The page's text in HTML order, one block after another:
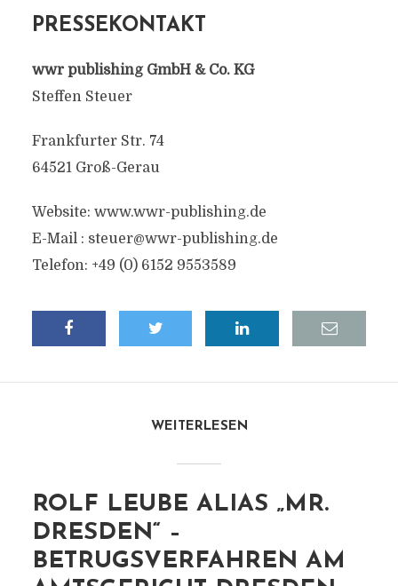
PRESSEKONTAKT
wwr publishing GmbH & Co. KG
Steffen Steuer
Frankfurter Str. 74
64521 Groß-Gerau
Website: www.wwr-publishing.de
E-Mail : steuer@wwr-publishing.de
Telefon: +49 (0) 6152 9553589
WEITERLESEN
ROLF LEUBE ALIAS „MR.
DRESDEN“ –
BETRUGSVERFAHREN AM